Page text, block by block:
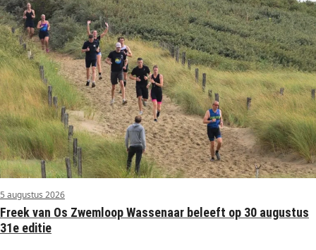
5 augustus 2026
Freek van Os Zwemloop Wassenaar beleeft op 30 augustus
31e editie